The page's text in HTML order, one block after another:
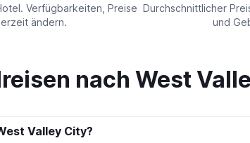
Verfügbarkeiten, Preise
ändern.
values.
Durchschnittlicher
und
nach West
Valley City?